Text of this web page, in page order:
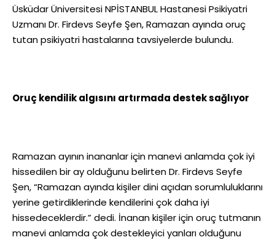
Üsküdar Üniversitesi NPİSTANBUL Hastanesi Psikiyatri
Uzmanı Dr. Firdevs Seyfe Şen, Ramazan ayında oruç
tutan psikiyatri hastalarına tavsiyelerde bulundu.
Oruç kendilik algısını artırmada destek sağlıyor
Ramazan ayının inananlar için manevi anlamda çok iyi
hissedilen bir ay olduğunu belirten Dr. Firdevs Seyfe
Şen, “Ramazan ayında kişiler dini açıdan sorumluluklarını
yerine getirdiklerinde kendilerini çok daha iyi
hissedeceklerdir.” dedi. İnanan kişiler için oruç tutmanın
manevi anlamda çok destekleyici yanları olduğunu